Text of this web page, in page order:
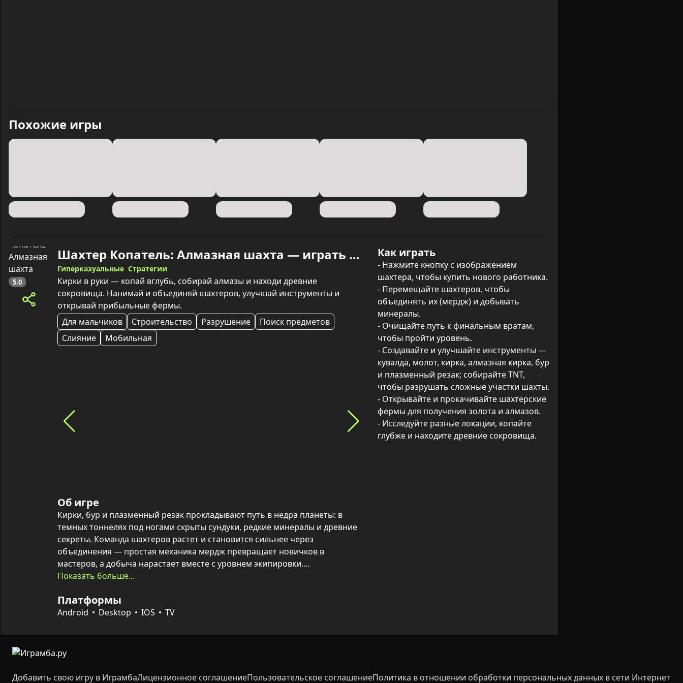
Похожие игры
5.0
Шахтер Копатель: Алмазная шахта — играть онлайн
Гиперказуальные Стратегии
Кирки в руки — копай вглубь, собирай алмазы и находи древние
сокровища. Нанимай и объединяй шахтеров, улучшай инструменты и
открывай прибыльные фермы.
Для мальчиков
Строительство Разрушение
Поиск предметов
Слияние
Мобильная
Как играть
- Нажмите кнопку с изображением
шахтера, чтобы купить нового работника.
- Перемещайте шахтеров, чтобы
объединять их (мердж) и добывать
минералы.
- Очищайте путь к финальным вратам,
чтобы пройти уровень.
- Создавайте и улучшайте инструменты —
кувалда, молот, кирка, алмазная кирка, бур
и плазменный резак; собирайте TNT,
чтобы разрушать сложные участки шахты.
- Открывайте и прокачивайте шахтерские
фермы для получения золота и алмазов.
- Исследуйте разные локации, копайте
глубже и находите древние сокровища.
Об игре
Кирки, бур и плазменный резак прокладывают путь в недра планеты: в
темных тоннелях под ногами скрыты сундуки, редкие минералы и древние
секреты. Команда шахтеров растет и становится сильнее через
объединения — простая механика мердж превращает новичков в
мастеров, а добыча нарастает вместе с уровнем экипировки.
Прокачка инструментов и крафт TNT позволяют пробиваться через особо
алмазы для дальнейшего развития. Исследование разных слоев земли — от
коры до самого центра планеты — дарит новые вызовы и ценные награды.
Показать больше...
Платформы
Android Desktop IOS TV
Добавить свою игру в ИграмбаЛицензионное соглашениеПользовательское соглашениеПолитика в отношении обработки персональных данных в сети Интернет